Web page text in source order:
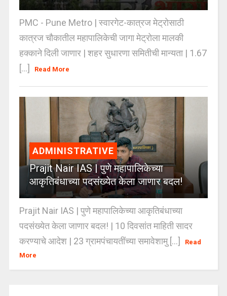
PMC - Pune Metro | स्वारगेट-कात्रज मेट्रोसाठी
कात्रज चौकातील महापालिकेची जागा मेट्रोला मालकी
हक्काने दिली जाणार | शहर सुधारणा समितीची मान्यता | 1.67
[...]
Read More
ADMINISTRATIVE
Prajit Nair IAS | पुणे महापालिकेच्या
आकृतिबंधाच्या पदसंख्येत केला जाणार बदल!
Prajit Nair IAS | पुणे महापालिकेच्या आकृतिबंधाच्या
पदसंख्येत केला जाणार बदल! | 10 दिवसांत माहिती सादर
करण्याचे आदेश | 23 ग्रामपंचायतींच्या समावेशामु [...]
Read
More